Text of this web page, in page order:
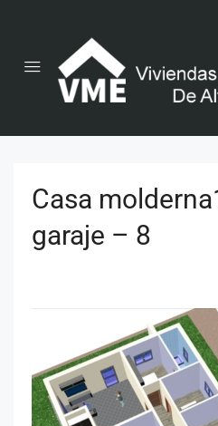
Casa
garaje – 8